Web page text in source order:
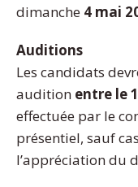
dimanche 4 mai
Auditions
Les candidats
audition entre le
effectuée par le
présentiel, sauf
l’appréciation du